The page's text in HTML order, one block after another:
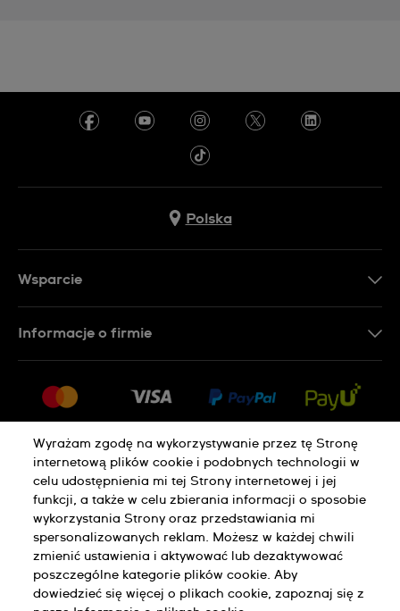
Polska
Wsparcie
Zwroty i reklamacje
Warunki sprzedaży
Odstąp od umowy
Informacje o firmie
Praca
Polityka Prywatności Pliki Cookie
Regulamin Sklepu
Wyrażam zgodę na wykorzystywanie przez tę Stronę
internetową plików cookie i podobnych technologii w
celu udostępnienia mi tej Strony internetowej i jej
funkcji, a także w celu zbierania informacji o sposobie
wykorzystania Strony oraz przedstawiania mi
spersonalizowanych reklam. Możesz w każdej chwili
zmienić ustawienia i aktywować lub dezaktywować
poszczególne kategorie plików cookie. Aby
dowiedzieć się więcej o plikach cookie, zapoznaj się z